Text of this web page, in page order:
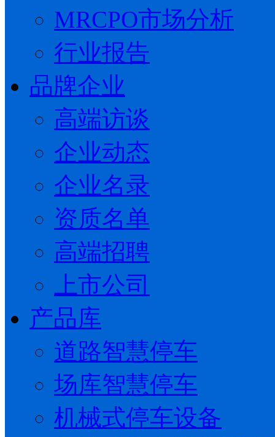
MRCPO市场分析
行业报告
品牌企业
高端访谈
企业动态
企业名录
资质名单
高端招聘
上市公司
产品库
道路智慧停车
场库智慧停车
机械式停车设备